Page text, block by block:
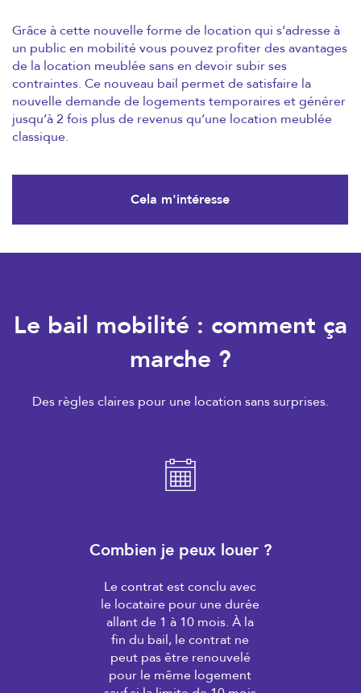
Grâce à cette nouvelle forme de location qui s’adresse à
un public en mobilité vous pouvez profiter des avantages
de la location meublée sans en devoir subir ses
contraintes. Ce nouveau bail permet de satisfaire la
nouvelle demande de logements temporaires et générer
jusqu’à 2 fois plus de revenus qu’une location meublée
classique.
Cela m'intéresse
Le bail mobilité : comment ça
marche ?
Des règles claires pour une location sans surprises.
Combien je peux louer ?
Le contrat est conclu avec
le locataire pour une durée
allant de 1 à 10 mois. À la
fin du bail, le contrat ne
peut pas être renouvelé
pour le même logement